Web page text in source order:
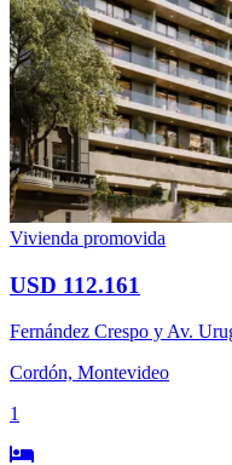
Vivienda promovida
USD 112.161
Fernández Crespo y Av.
Cordón, Montevideo
1